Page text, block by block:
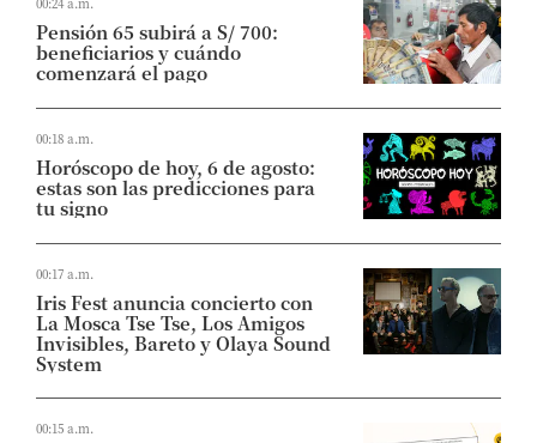
Pensión 65 subirá a S/ 700:
beneficiarios y cuándo
comenzará el pago
00:18 a.m.
Horóscopo de hoy, 6 de agosto:
estas son las predicciones para
tu signo
00:17 a.m.
Iris Fest anuncia concierto con
La Mosca Tse Tse, Los Amigos
Invisibles, Bareto y Olaya Sound
System
00:15 a.m.